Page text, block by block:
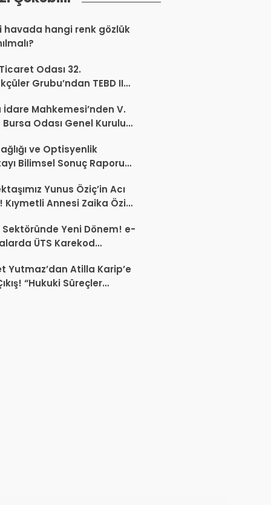
havada hangi renk gözlük
Odası 32.
Grubu’ndan TEBD II
açıklaması
İdare Mahkemesi’nden V.
Odası Genel Kurulu
ve Optisyenlik
Bilimsel Sonuç Raporu
Yunus Öziç’in Acı
Kıymetli Annesi Zaika Öziç
Yeni Dönem! e-
ÜTS Karekod
Yutmaz’dan Atilla Karip’e
“Hukuki Süreçler